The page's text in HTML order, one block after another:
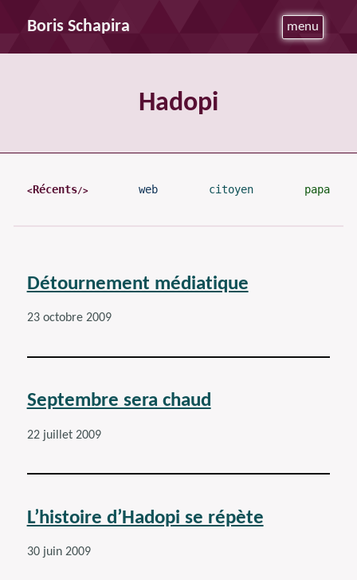
Boris Schapira menu
Hadopi
Détournement médiatique
23 octobre 2009
Septembre sera chaud
22 juillet 2009
L’histoire d’Hadopi se répète
30 juin 2009
Récents web citoyen papa